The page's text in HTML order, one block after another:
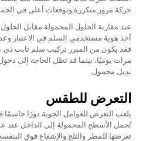
حركة مرور متكررة وتوقعات أعلى في
عند مقارنة الحلول المحمولة مقابل الحلول
أخذ هوية مستخدمي السلم في الاعتبار
فقد يكون من المبرر تركيب سلم ثابت ذي
مرات يوميًا، بينما قد تظل الحاجة إلى
بديل محمول.
التعرض للطقس
يلعب التعرض للعوامل الجوية دورًا حاسمًا
تُحمل الأسطح المحمولة إلى الداخل عند
تعرضها للمطر والثلج والإشعاع فوق